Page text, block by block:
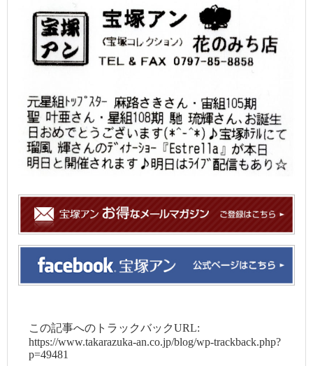
この記事へのトラックバックURL:
https://www.takarazuka-an.co.jp/blog/wp-trackback.php?
p=49481